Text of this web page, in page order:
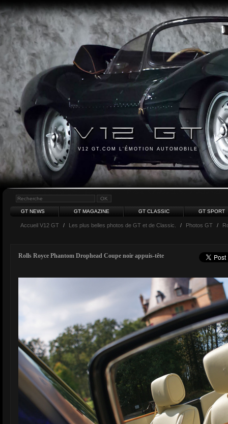
V12 GT.COM L'ÉMOTION AUTOMOBILE
GT NEWS GT MAGAZINE GT CLASSIC GT SPORT
Accueil V12 GT / Les plus belles photos de GT et de Classic. / Photos GT /
Rolls Royce Phantom Drophead Coupe noir appuis-tête